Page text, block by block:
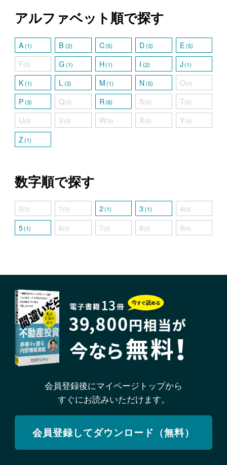
アルファベット順で探す
A(1) B (2) C(5) D(3) E (5)
F(0) G(1) H(1) I (2) J (1)
K(1) L(3) M (1) N(5) O(0)
P(3) Q(0) R(8) S(0) T(0)
U(0) V(0) W(0) X(0) Y(0)
Z(1)
数字順で探す
0(0) 1 (0) 2(1) 3(1) 4(0)
5(1) 6(0) 7(0) 8(0) 9(0)
会員登録後にマイページトップから
すぐにお読みいただけます。
会員登録してダウンロード（無料）